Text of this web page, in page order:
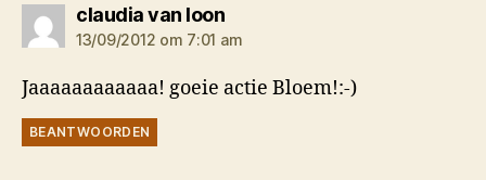
claudia van loonzegt:
13/09/2012 om 7:01 am
Jaaaaaaaaaaaa! goeie actie Bloem!:-)
BEANTWOORDEN